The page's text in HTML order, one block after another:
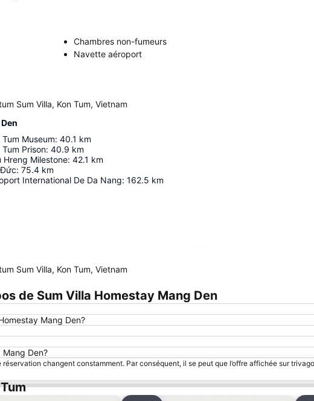
Chambres non-fumeurs
Navette aéroport
Sum Villa, Kon Tum, Vietnam
Tum Museum: 40.1 km
Tum Prison: 40.9 km
Hreng Milestone: 42.1 km
: 75.4 km
International De Da Nang: 162.5 km
Sum Villa, Kon Tum, Vietnam
de Sum Villa Homestay Mang Den
Mang Den?
Den?
changent constamment. Par conséquent, il se peut que l’offre affichée sur